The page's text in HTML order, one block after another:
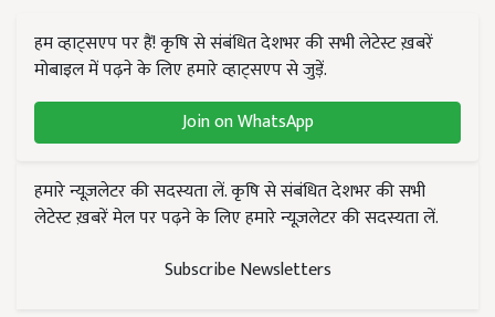
हम व्हाट्सएप पर हैं! कृषि से संबंधित देशभर की सभी लेटेस्ट ख़बरें
मोबाइल में पढ़ने के लिए हमारे व्हाट्सएप से जुड़ें.
Join on WhatsApp
हमारे न्यूज़लेटर की सदस्यता लें. कृषि से संबंधित देशभर की सभी
लेटेस्ट ख़बरें मेल पर पढ़ने के लिए हमारे न्यूज़लेटर की सदस्यता लें.
Subscribe Newsletters